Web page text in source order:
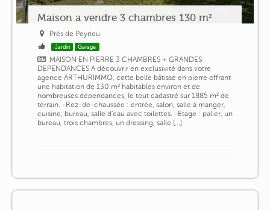
Maison a vendre 3 chambres 130 m²
Près de Peyrieu
Jardin Garage
MAISON EN PIERRE 3 CHAMBRES + GRANDES
DEPENDANCES A découvrir en exclusivité dans votre
agence ARTHURIMMO, cette belle bâtisse en pierre offrant
une habitation de 130 m² habitables environ et de
nombreuses dépendances, le tout cadastré sur 1885 m² de
terrain. -Rez-de-chaussée : entrée, salon, salle à manger,
cuisine, bureau, salle d'eau avec toilettes. -Etage : palier, un
bureau, trois chambres, un dressing, salle [...]